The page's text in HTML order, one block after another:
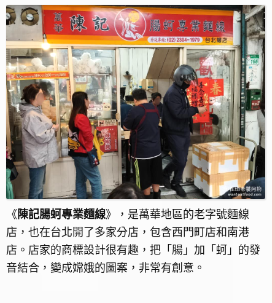
《 陳記腸蚵專業麵線》，是萬華地區的老字號麵線
店，也在台北開了多家分店，包含西門町店和南港
店。店家的商標設計很有趣，把「腸」加「蚵」的發
音結合，變成嫦娥的圖案，非常有創意。